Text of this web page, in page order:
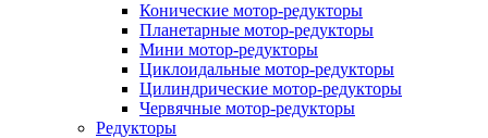
Конические мотор-редукторы
Планетарные мотор-редукторы
Мини мотор-редукторы
Циклоидальные мотор-редукторы
Цилиндрические мотор-редукторы
Червячные мотор-редукторы
Редукторы